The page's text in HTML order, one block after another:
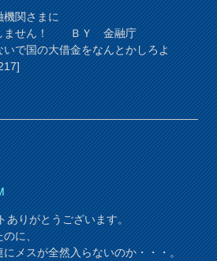
機関さまに
しません！ ＢＹ 金融庁
で国の大借金をなんとかしろよ
217]
ありがとうございます。
のに、
メスが全然入らないのか・・・。